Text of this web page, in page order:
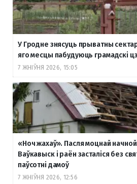
У Гродне знясуць прыватны
яго месцы пабудуюць грамадскі
7 ЖНІЎНЯ 2026, 15:05
«Ноч жахаў». Пасля моцнай
Ваўкавыск і раён засталіся без
паўсотні дамоў
7 ЖНІЎНЯ 2026, 12:56